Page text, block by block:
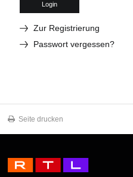
Login
Zur Registrierung
Passwort vergessen?
Seite drucken